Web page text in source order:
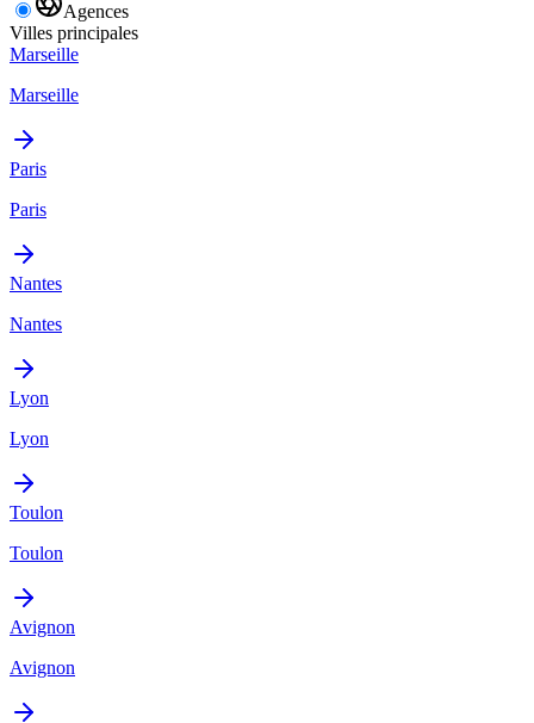
Agences
Villes principales
Marseille
Marseille
Paris
Paris
Nantes
Nantes
Lyon
Lyon
Toulon
Toulon
Avignon
Avignon